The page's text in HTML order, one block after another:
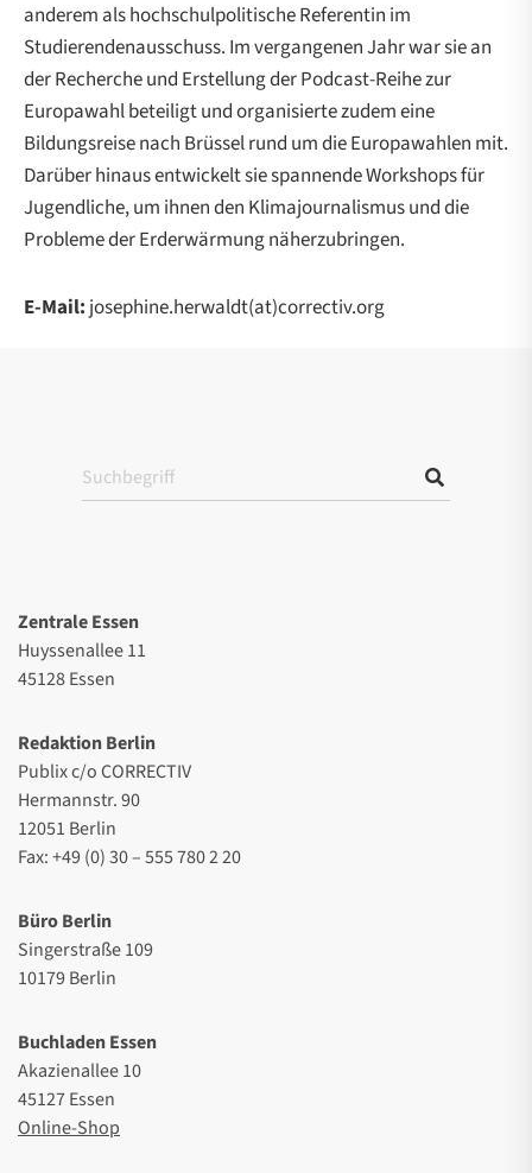
anderem als hochschulpolitische Referentin im
Studierendenausschuss. Im vergangenen Jahr war sie an
der Recherche und Erstellung der Podcast-Reihe zur
Europawahl beteiligt und organisierte zudem eine
Bildungsreise nach Brüssel rund um die Europawahlen mit.
Darüber hinaus entwickelt sie spannende Workshops für
Jugendliche, um ihnen den Klimajournalismus und die
Probleme der Erderwärmung näherzubringen.
E-Mail: josephine.herwaldt(at)correctiv.org
Zentrale Essen
Huyssenallee 11
45128 Essen
Redaktion Berlin
Publix c/o CORRECTIV
Hermannstr. 90
12051 Berlin
Fax: +49 (0) 30 – 555 780 2 20
Büro Berlin
Singerstraße 109
10179 Berlin
Buchladen Essen
Akazienallee 10
45127 Essen
Online-Shop